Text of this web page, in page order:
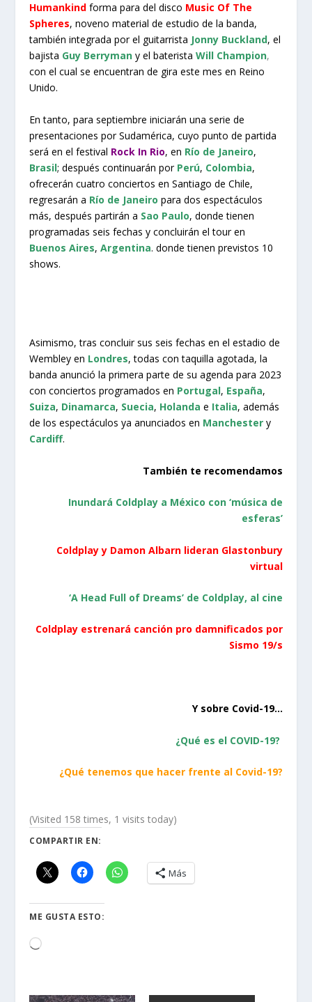
Humankind forma para del disco Music Of The
Spheres, noveno material de estudio de la banda,
también integrada por el guitarrista Jonny Buckland, el
bajista Guy Berryman y el baterista Will Champion,
con el cual se encuentran de gira este mes en Reino
Unido.
En tanto, para septiembre iniciarán una serie de
presentaciones por Sudamérica, cuyo punto de partida
será en el festival Rock In Rio, en Río de Janeiro,
Brasil; después continuarán por Perú, Colombia,
ofrecerán cuatro conciertos en Santiago de Chile,
regresarán a Río de Janeiro para dos espectáculos
más, después partirán a Sao Paulo, donde tienen
programadas seis fechas y concluirán el tour en
Buenos Aires, Argentina. donde tienen previstos 10
shows.
Asimismo, tras concluir sus seis fechas en el estadio de
Wembley en Londres, todas con taquilla agotada, la
banda anunció la primera parte de su agenda para 2023
con conciertos programados en Portugal, España,
Suiza, Dinamarca, Suecia, Holanda e Italia, además
de los espectáculos ya anunciados en Manchester y
Cardiff.
También te recomendamos
Inundará Coldplay a México con ‘música de
esferas’
Coldplay y Damon Albarn lideran Glastonbury
virtual
‘A Head Full of Dreams’ de Coldplay, al cine
Coldplay estrenará canción pro damnificados por
Sismo 19/s
Y sobre Covid-19…
¿Qué es el COVID-19?
¿Qué tenemos que hacer frente al Covid-19?
(Visited 158 times, 1 visits today)
COMPARTIR EN:
Más
ME GUSTA ESTO:
Loading…